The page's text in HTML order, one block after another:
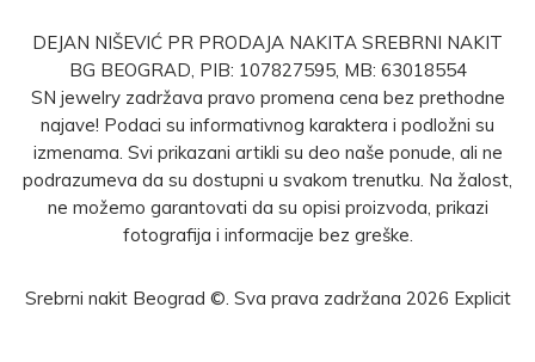
DEJAN NIŠEVIĆ PR PRODAJA NAKITA SREBRNI NAKIT
BG BEOGRAD, PIB: 107827595, MB: 63018554
SN jewelry zadržava pravo promena cena bez prethodne
najave! Podaci su informativnog karaktera i podložni su
izmenama. Svi prikazani artikli su deo naše ponude, ali ne
podrazumeva da su dostupni u svakom trenutku. Na žalost,
ne možemo garantovati da su opisi proizvoda, prikazi
fotografija i informacije bez greške.
Srebrni nakit Beograd ©. Sva prava zadržana 2026 Explicit